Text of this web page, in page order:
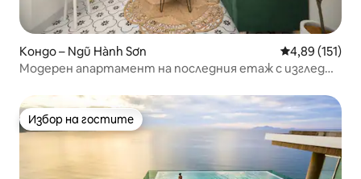
Кондо – Ngũ Hành Sơn Средна
4,89 (151)
Модерен апартамент на последния етаж с изглед
Избор на гостите
Избор на гостите